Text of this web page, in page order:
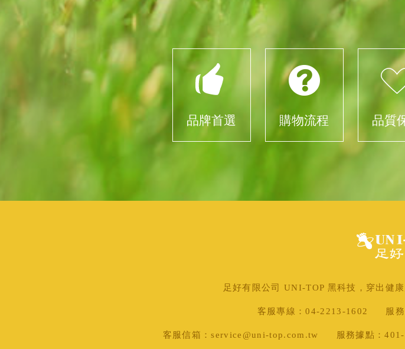
品牌首選 購物流程 品質
足好有限公司 UNI-TOP 黑科技，穿出
客服專線：04-2213-1602 服
客服信箱：service@uni-top.com.tw 服務據點：